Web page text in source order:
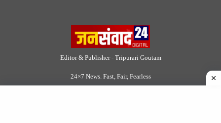
Editor & Publisher - Tripurari Goutam
24×7 News. Fast, Fair, Fearless